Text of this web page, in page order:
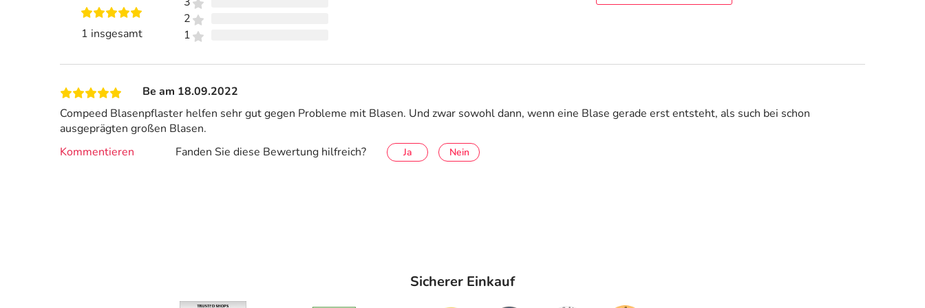
1 insgesamt
2
1
Be am 18.09.2022
Compeed Blasenpflaster helfen sehr gut gegen Probleme mit Blasen. Und zwar sowohl dann, wenn eine Blase gerade erst entsteht, als such bei schon
ausgeprägten großen Blasen.
Kommentieren
Fanden Sie diese Bewertung hilfreich? Ja Nein
Sicherer Einkauf